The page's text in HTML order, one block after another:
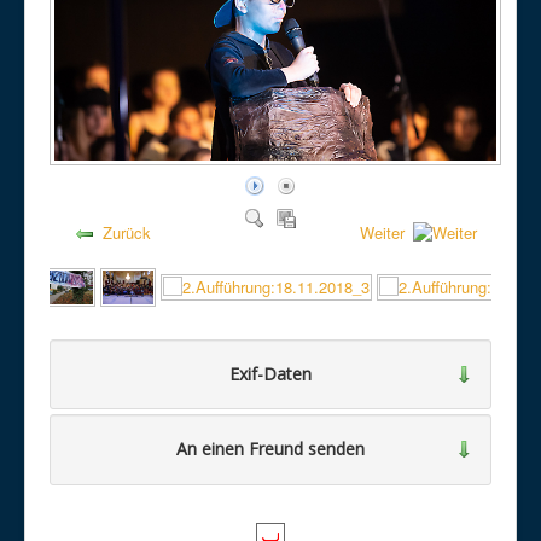
Zurück Weiter
Exif-Daten
An einen Freund senden